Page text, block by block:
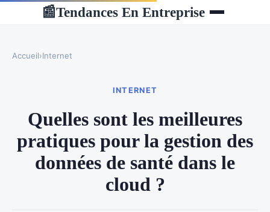
📰Tendances En Entreprise
Accueil›Internet
INTERNET
Quelles sont les meilleures
pratiques pour la gestion des
données de santé dans le
cloud ?